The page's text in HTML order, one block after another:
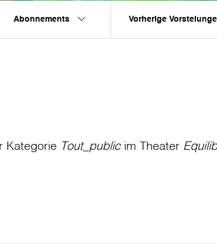
Abonnements Vorherige
Kategorie Tout_publicim Theater